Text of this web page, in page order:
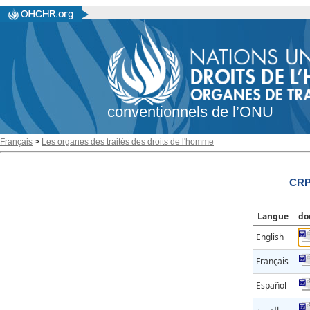
conventionnels de l’ONU
Français > Les organes des traités des droits de l'homme
Langue
English
Français
Español